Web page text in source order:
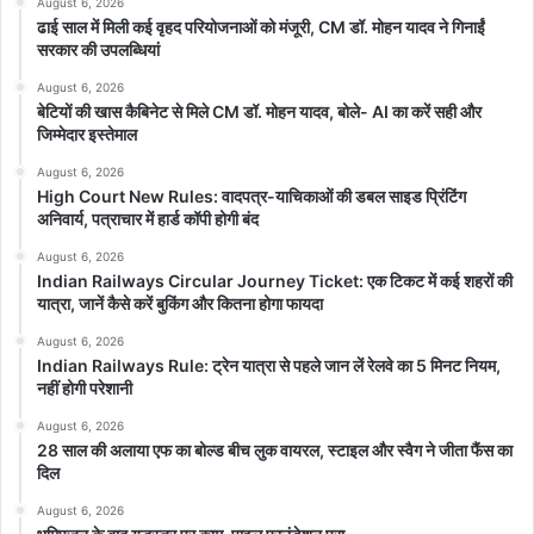
1. धीरे-धीरे चढ़ो
. एक दिन में कम ऊंचाई से सीधे 9,000 फीट (2,750 मीटर) से ऊपर जाने से
बचें
. एक बार 9,000 फीट (2,750 मीटर) से ऊपर सोने की ऊंचाई को प्रतिदिन
. प्रत्येक 3,300 फीट (1,000 मीटर) पर अनुकूलन के लिए एक अतिरिक्त
दिन की योजना बनाएं.
उच्च ऊंचाई आपके शरीर को कैसे प्रभावित करती है?
– जब आप अधिक ऊंचाई पर होते हैं, तो पतली हवा के कारण आपके फेफड़ों को कम
ऑक्सीजन प्राप्त होती है. यह आपके फेफड़ों और हृदय पर इसलिए ज्यादा जोर बढ़ा
देता है क्योंकि आपके शरीर के बाकी हिस्सों को भी लगातार ऑक्सीजन युक्त रक्त की
जरूरत होती है. जिसकी मात्रा पर अशर पड़ने लगता है. इसी वजह से बहुत अधिक
ऊंचाई पर बहुत से स्वस्थ लोगों को भी चक्कर आना, सिरदर्द और थकान जैसे
दिक्कतें होने लगती हैं।
अगर कोई हृदय संबंधी दिक्कतों से गुजर रहा है तो इस ऊंचाई पर क्या अनुभव करता
ढाई साल में मिली कई वृहद परियोजनाओं को मंजूरी, CM डॉ. मोहन यादव ने गिनाईं
सरकार की उपलब्धियां
August 6, 2026
बेटियों की खास कैबिनेट से मिले CM डॉ. मोहन यादव, बोले- AI का करें सही और
जिम्मेदार इस्तेमाल
August 6, 2026
High Court New Rules: वादपत्र-याचिकाओं की डबल साइड प्रिंटिंग
अनिवार्य, पत्राचार में हार्ड कॉपी होगी बंद
August 6, 2026
Indian Railways Circular Journey Ticket: एक टिकट में कई शहरों की
यात्रा, जानें कैसे करें बुकिंग और कितना होगा फायदा
August 6, 2026
Indian Railways Rule: ट्रेन यात्रा से पहले जान लें रेलवे का 5 मिनट नियम,
नहीं होगी परेशानी
August 6, 2026
28 साल की अलाया एफ का बोल्ड बीच लुक वायरल, स्टाइल और स्वैग ने जीता फैंस का
दिल
August 6, 2026